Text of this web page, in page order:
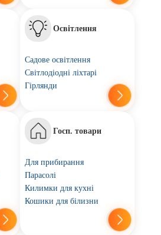
Освітлення
Садове освітлення
Світлодіодні ліхтарі
Гірлянди
Госп. товари
Для прибирання
Парасолі
Килимки для кухні
Кошики для білизни